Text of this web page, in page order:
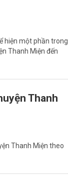
hiện một phần trong
Thanh Miện đến
Thanh
Thanh Miện theo